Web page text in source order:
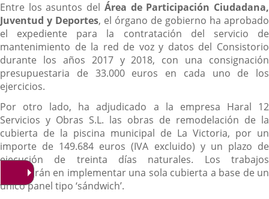
Entre los asuntos del Área de Participación Ciudadana,
Juventud y Deportes, el órgano de gobierno ha aprobado
el expediente para la contratación del servicio de
mantenimiento de la red de voz y datos del Consistorio
durante los años 2017 y 2018, con una consignación
presupuestaria de 33.000 euros en cada uno de los
ejercicios.
Por otro lado, ha adjudicado a la empresa Haral 12
Servicios y Obras S.L. las obras de remodelación de la
cubierta de la piscina municipal de La Victoria, por un
importe de 149.684 euros (IVA excluido) y un plazo de
ejecución de treinta días naturales. Los trabajos
consistirán en implementar una sola cubierta a base de un
único panel tipo ‘sándwich’.